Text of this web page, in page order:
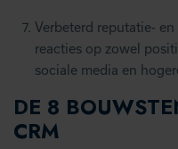
Verbeterd reputatie-
reacties op zowel
sociale media en
DE 8
CRM